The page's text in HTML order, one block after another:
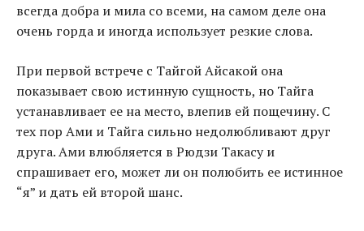
всегда добра и мила со всеми, на самом деле она
очень горда и иногда использует резкие слова.
При первой встрече с Тайгой Айсакой она
показывает свою истинную сущность, но Тайга
устанавливает ее на место, влепив ей пощечину. С
тех пор Ами и Тайга сильно недолюбливают друг
друга. Ами влюбляется в Рюдзи Такасу и
спрашивает его, может ли он полюбить ее истинное
“я” и дать ей второй шанс.